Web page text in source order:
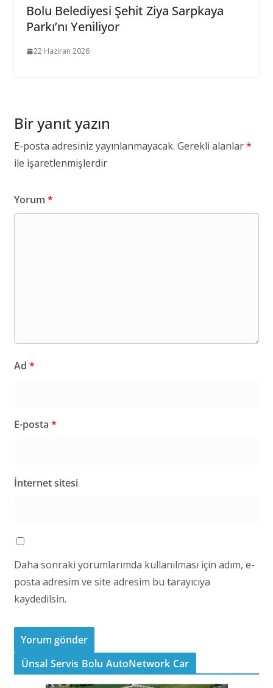
Bolu Belediyesi Şehit Ziya Sarpkaya
Parkı’nı Yeniliyor
22 Haziran 2026
Bir yanıt yazın
E-posta adresiniz yayınlanmayacak. Gerekli alanlar*
ile işaretlenmişlerdir
Yorum *
Ad *
E-posta *
İnternet sitesi
Daha sonraki yorumlarımda kullanılması için adım, e-
posta adresim ve site adresim bu tarayıcıya
kaydedilsin.
Ünsal Servis Bolu AutoNetwork Car